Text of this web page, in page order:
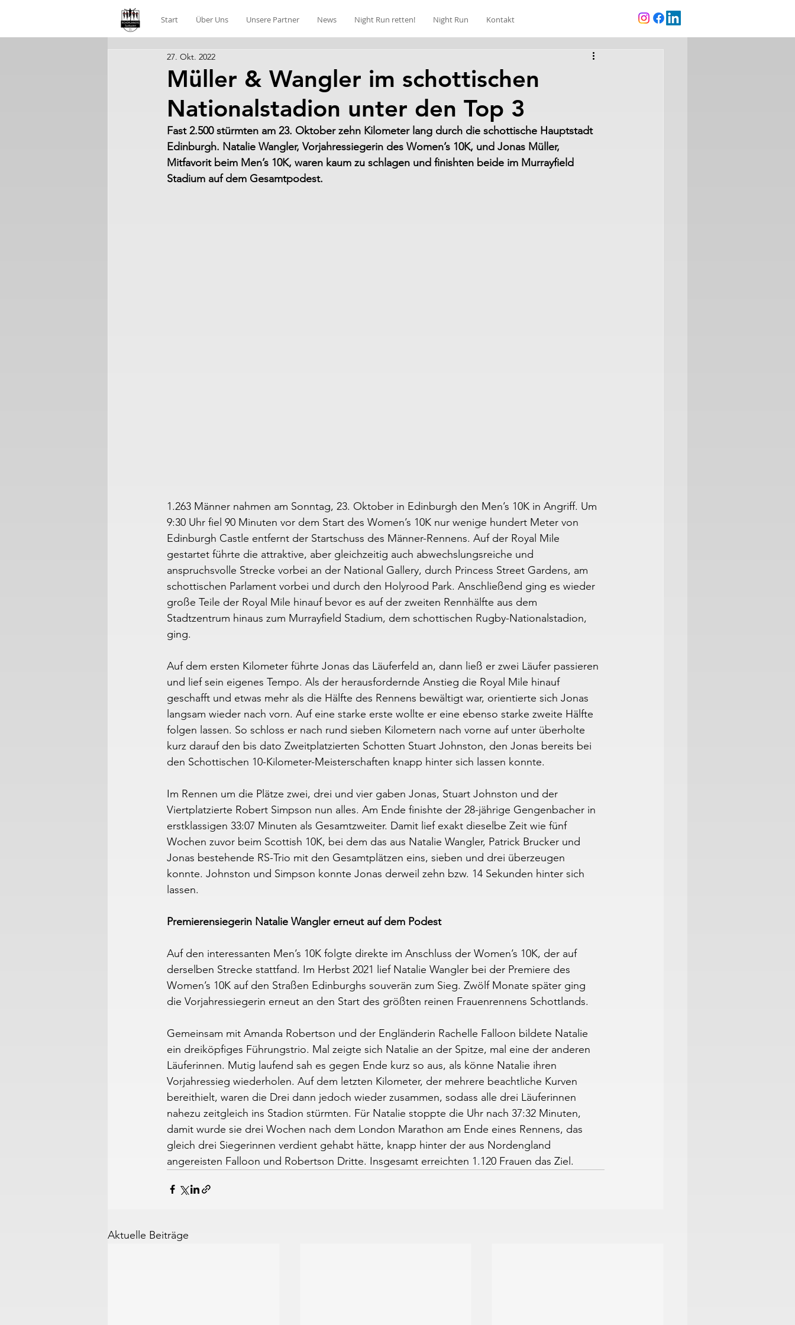
Start Über Uns Unsere Partner News Night Run retten! Night Run Kontakt
Müller & Wangler im schottischen
Nationalstadion unter den Top 3
27. Okt. 2022
Fast 2.500 stürmten am 23. Oktober zehn Kilometer lang durch die schottische Hauptstadt
Edinburgh. Natalie Wangler, Vorjahressiegerin des Women’s 10K, und Jonas Müller,
Mitfavorit beim Men’s 10K, waren kaum zu schlagen und finishten beide im Murrayfield
Stadium auf dem Gesamtpodest.
1.263 Männer nahmen am Sonntag, 23. Oktober in Edinburgh den Men’s 10K in Angriff. Um
9:30 Uhr fiel 90 Minuten vor dem Start des Women’s 10K nur wenige hundert Meter von
Edinburgh Castle entfernt der Startschuss des Männer-Rennens. Auf der Royal Mile
gestartet führte die attraktive, aber gleichzeitig auch abwechslungsreiche und
anspruchsvolle Strecke vorbei an der National Gallery, durch Princess Street Gardens, am
schottischen Parlament vorbei und durch den Holyrood Park. Anschließend ging es wieder
große Teile der Royal Mile hinauf bevor es auf der zweiten Rennhälfte aus dem
Stadtzentrum hinaus zum Murrayfield Stadium, dem schottischen Rugby-Nationalstadion,
ging.
Auf dem ersten Kilometer führte Jonas das Läuferfeld an, dann ließ er zwei Läufer passieren
und lief sein eigenes Tempo. Als der herausfordernde Anstieg die Royal Mile hinauf
geschafft und etwas mehr als die Hälfte des Rennens bewältigt war, orientierte sich Jonas
langsam wieder nach vorn. Auf eine starke erste wollte er eine ebenso starke zweite Hälfte
folgen lassen. So schloss er nach rund sieben Kilometern nach vorne auf unter überholte
kurz darauf den bis dato Zweitplatzierten Schotten Stuart Johnston, den Jonas bereits bei
den Schottischen 10-Kilometer-Meisterschaften knapp hinter sich lassen konnte.
Im Rennen um die Plätze zwei, drei und vier gaben Jonas, Stuart Johnston und der
Viertplatzierte Robert Simpson nun alles. Am Ende finishte der 28-jährige Gengenbacher in
erstklassigen 33:07 Minuten als Gesamtzweiter. Damit lief exakt dieselbe Zeit wie fünf
Wochen zuvor beim Scottish 10K, bei dem das aus Natalie Wangler, Patrick Brucker und
Jonas bestehende RS-Trio mit den Gesamtplätzen eins, sieben und drei überzeugen
konnte. Johnston und Simpson konnte Jonas derweil zehn bzw. 14 Sekunden hinter sich
lassen.
Premierensiegerin Natalie Wangler erneut auf dem Podest
Auf den interessanten Men’s 10K folgte direkte im Anschluss der Women’s 10K, der auf
derselben Strecke stattfand. Im Herbst 2021 lief Natalie Wangler bei der Premiere des
Women’s 10K auf den Straßen Edinburghs souverän zum Sieg. Zwölf Monate später ging
die Vorjahressiegerin erneut an den Start des größten reinen Frauenrennens Schottlands.
Gemeinsam mit Amanda Robertson und der Engländerin Rachelle Falloon bildete Natalie
ein dreiköpfiges Führungstrio. Mal zeigte sich Natalie an der Spitze, mal eine der anderen
Läuferinnen. Mutig laufend sah es gegen Ende kurz so aus, als könne Natalie ihren
Vorjahressieg wiederholen. Auf dem letzten Kilometer, der mehrere beachtliche Kurven
bereithielt, waren die Drei dann jedoch wieder zusammen, sodass alle drei Läuferinnen
nahezu zeitgleich ins Stadion stürmten. Für Natalie stoppte die Uhr nach 37:32 Minuten,
damit wurde sie drei Wochen nach dem London Marathon am Ende eines Rennens, das
gleich drei Siegerinnen verdient gehabt hätte, knapp hinter der aus Nordengland
angereisten Falloon und Robertson Dritte. Insgesamt erreichten 1.120 Frauen das Ziel.
Aktuelle Beiträge